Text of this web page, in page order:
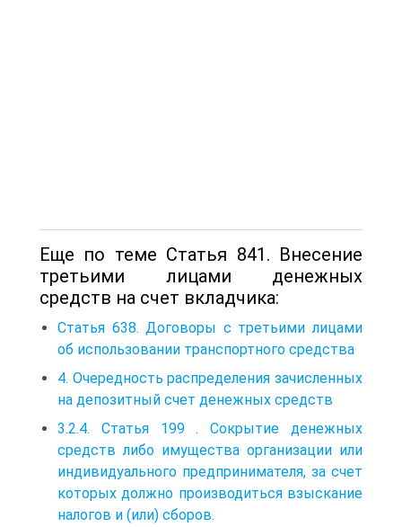
Еще по теме Статья 841. Внесение
третьими лицами денежных
средств на счет вкладчика:
Статья 638. Договоры с третьими лицами
об использовании транспортного средства
4. Очередность распределения зачисленных
на депозитный счет денежных средств
3.2.4. Статья 199 . Сокрытие денежных
средств либо имущества организации или
индивидуального предпринимателя, за счет
которых должно производиться взыскание
налогов и (или) сборов.